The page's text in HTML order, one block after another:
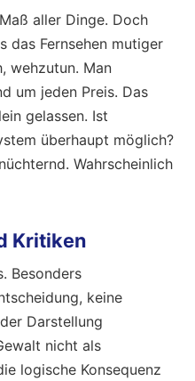
aller Dinge. Doch
das Fernsehen mutiger
wehzutun. Man
um jeden Preis. Das
gelassen. Ist
überhaupt möglich?
Wahrscheinlich
Kritiken
Besonders
keine
Darstellung
nicht als
logische Konsequenz